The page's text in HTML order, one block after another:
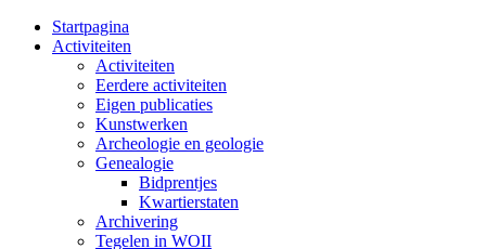
Startpagina
Activiteiten
Activiteiten
Eerdere activiteiten
Eigen publicaties
Kunstwerken
Archeologie en geologie
Genealogie
Bidprentjes
Kwartierstaten
Archivering
Tegelen in WOII